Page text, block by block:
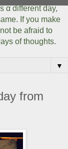
α different day,
If you make
be afraid to
of thoughts.
▼
from